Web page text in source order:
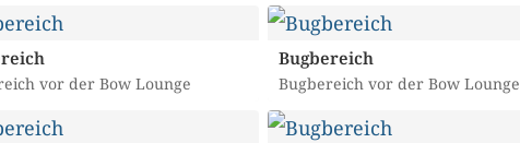
vor der Bow Lounge
Bugbereich
Bugbereich vor der Bow Lounge